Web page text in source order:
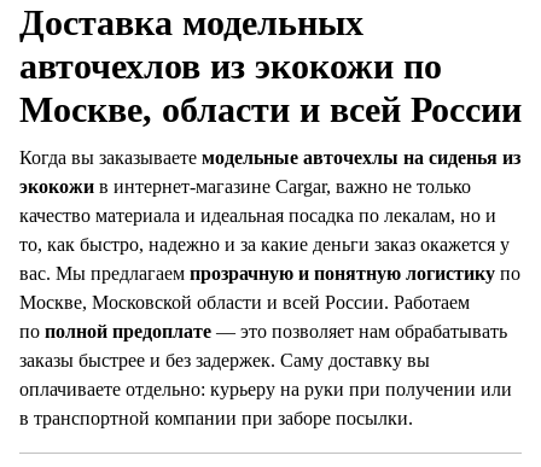
Доставка модельных
авточехлов из экокожи по
Москве, области и всей России
Когда вы заказываете модельные авточехлы на сиденья из
экокожи в интернет-магазине Cargar, важно не только
качество материала и идеальная посадка по лекалам, но и
то, как быстро, надежно и за какие деньги заказ окажется у
вас. Мы предлагаем прозрачную и понятную логистику по
Москве, Московской области и всей России. Работаем
по полной предоплате — это позволяет нам обрабатывать
заказы быстрее и без задержек. Саму доставку вы
оплачиваете отдельно: курьеру на руки при получении или
в транспортной компании при заборе посылки.